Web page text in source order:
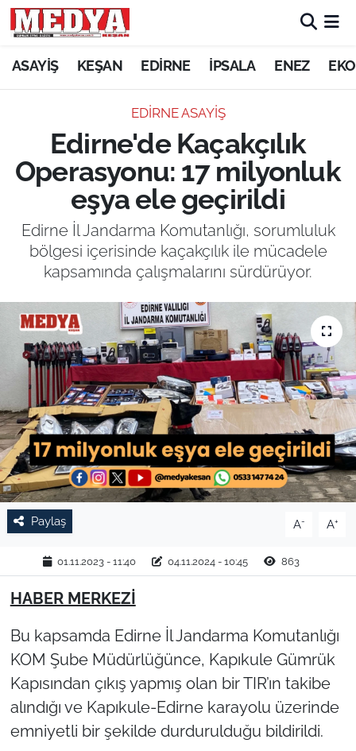
ASAYİŞ KEŞAN EDİRNE İPSALA ENEZ
EDİRNE ASAYİŞ
Edirne'de Kaçakçılık
Operasyonu: 17 milyonluk
eşya ele geçirildi
Edirne İl Jandarma Komutanlığı, sorumluluk
bölgesi içerisinde kaçakçılık ile mücadele
kapsamında çalışmalarını sürdürüyor.
Paylaş A- A+
01.11.2023 - 11:40 04.11.2024 - 10:45 863
HABER MERKEZİ
Bu kapsamda Edirne İl Jandarma Komutanlığı
KOM Şube Müdürlüğünce, Kapıkule Gümrük
Kapısından çıkış yapmış olan bir TIR’ın takibe
alındığı ve Kapıkule-Edirne karayolu üzerinde
emniyetli bir şekilde durdurulduğu bildirildi.
KEŞAN
ASAYİŞ
SİYASET
GÜNDEM
EKONOMİ
SAĞLIK
EĞİTİM
TARIM VE HAYVANCILIK
KÜLTÜR SANAT
RESMİ İLAN
SPOR
TEKİRDAĞ
KIRKLARELİ
ÇANAKKALE